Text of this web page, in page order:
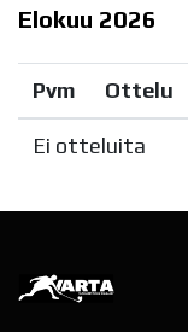
Elokuu 2026
Pvm Ottelu
Ei otteluita